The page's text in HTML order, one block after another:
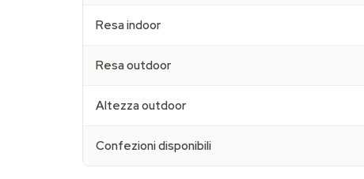
Resa indoor
Resa outdoor
Altezza outdoor
Confezioni disponibili